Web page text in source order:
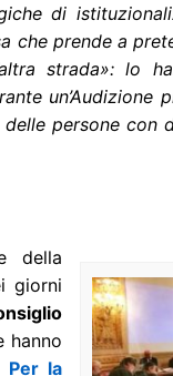
di
che prende a
strada»: lo
un’Audizione
persone con
della
giorni
hanno
Per la